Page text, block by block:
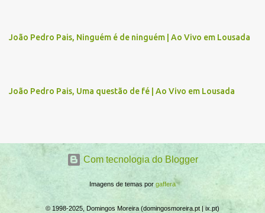
i
João Pedro Pais, Ninguém é de ninguém | Ao Vivo em Lousada
João Pedro Pais, Uma questão de fé | Ao Vivo em Lousada
Com tecnologia do Blogger
Imagens de temas por gaffera
© 1998-2025, Domingos Moreira (domingosmoreira.pt | ix.pt)